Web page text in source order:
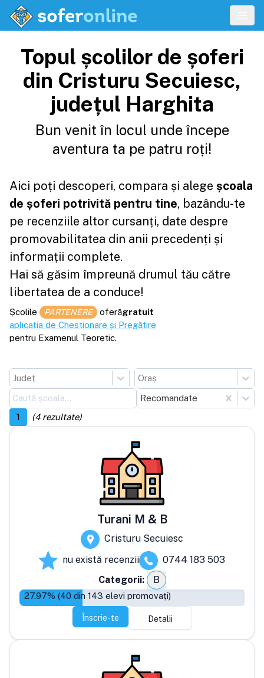
Topul școlilor de șoferi
din Cristuru Secuiesc,
județul Harghita
Bun venit în locul unde începe
aventura ta pe patru roți!
Aici poți descoperi, compara și alege școala
de șoferi potrivită pentru tine, bazându-te
pe recenziile altor cursanți, date despre
promovabilitatea din anii precedenți și
informații complete.
Hai să găsim împreună drumul tău către
libertatea de a conduce!
Școlile PARTENERE oferăgratuit
aplicația de Chestionare și Pregătire
pentru Examenul Teoretic.
Județ
Oraș
Recomandate
1
(4rezultate)
Turani M & B
Cristuru Secuiesc
nu există recenzii
0744 183 503
Categorii:
B
27.97% (40 din 143 elevi promovați)
Înscrie-te Detalii